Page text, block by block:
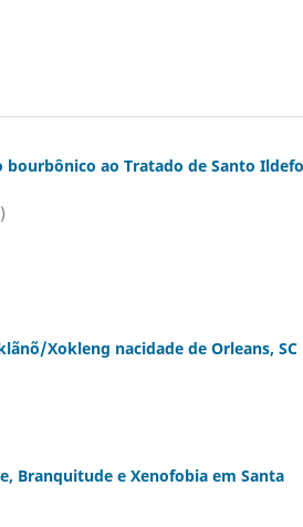
ao Tratado de Santo
Xokleng nacidade de Orleans, SC
Branquitude e Xenofobia em Santa